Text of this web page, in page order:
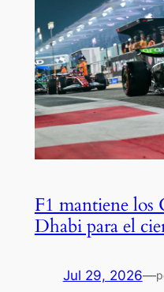
F1 mantiene los
Dhabi para el
Jul 29, 2026—